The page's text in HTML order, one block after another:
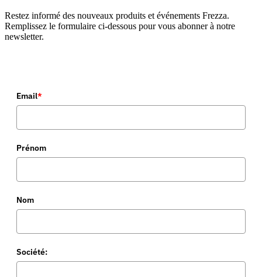
Restez informé des nouveaux produits et événements Frezza.
Remplissez le formulaire ci-dessous pour vous abonner à notre
newsletter.
Email*
Prénom
Nom
Société: